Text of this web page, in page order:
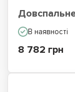
В наявності
8 782 грн